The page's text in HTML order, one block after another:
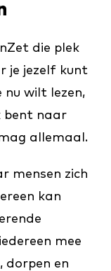
die plek
je jezelf kunt
nu wilt lezen,
bent naar
allemaal.
mensen zich
kan
mee
dorpen en